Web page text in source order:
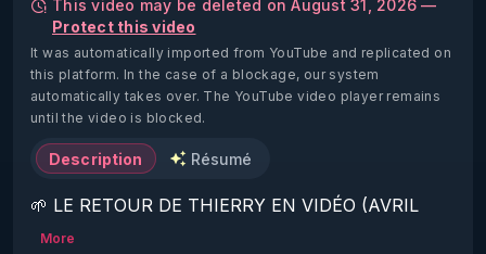
This video may be deleted on August 31, 2026 —
Protect this video
It was automatically imported from YouTube and replicated on
this platform. In the case of a blockage, our system
automatically takes over. The YouTube video player remains
until the video is blocked.
Description Résumé
🌱 LE RETOUR DE THIERRY EN VIDÉO (AVRIL
2022)!
More